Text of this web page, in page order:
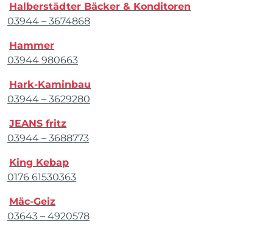
Halberstädter Bäcker & Konditoren
03944 – 3674868
Hammer
03944 980663
Hark-Kaminbau
03944 – 3629280
JEANS fritz
03944 – 3688773
King Kebap
0176 61530363
Mäc-Geiz
03643 – 4920578